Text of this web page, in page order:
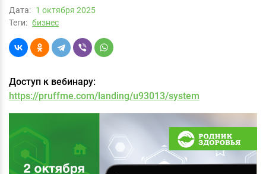
Дата: 1 октября 2025
Теги: бизнес
Доступ к вебинару:
https://pruffme.com/landing/u93013/system